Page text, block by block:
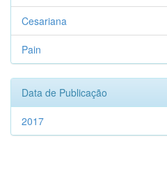
Cesariana
Pain
Data de Publicação
2017